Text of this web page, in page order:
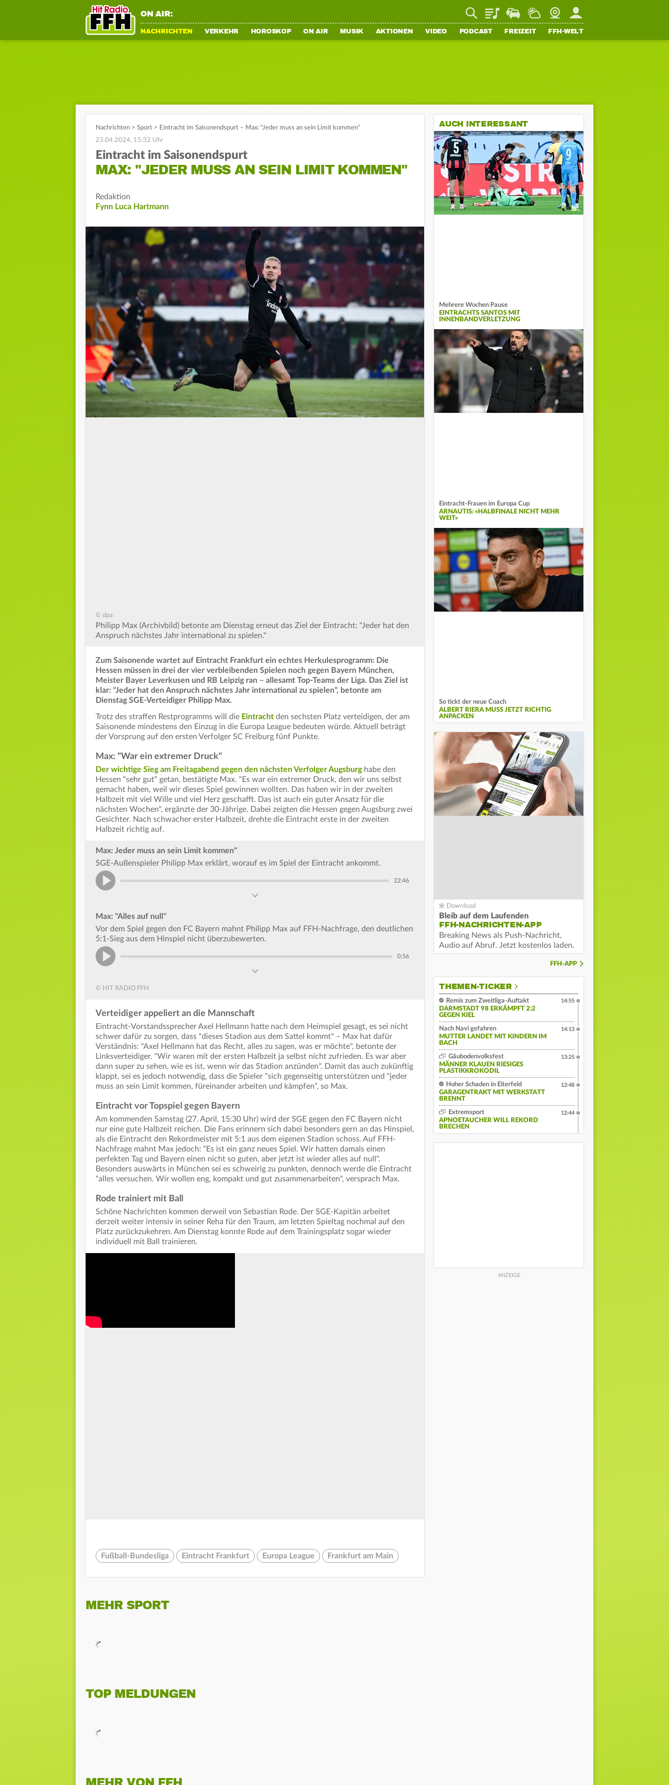
ON AIR: PlaylistStaupilotWetterWebcamMein FFH
NACHRICHTEN VERKEHR HOROSKOP ON AIR MUSIK AKTIONEN VIDEO PODCAST FREIZEIT FFH-WELT
Nachrichten > Sport > Eintracht im Saisonendspurt – Max: "Jeder muss an sein Limit kommen"
23.04.2024, 15:32 Uhr
Eintracht im Saisonendspurt
MAX: "JEDER MUSS AN SEIN LIMIT KOMMEN"
Redaktion
Fynn Luca Hartmann
© dpa
Philipp Max (Archivbild) betonte am Dienstag erneut das Ziel der Eintracht: "Jeder hat den
Anspruch nächstes Jahr international zu spielen."
Zum Saisonende wartet auf Eintracht Frankfurt ein echtes Herkulesprogramm: Die
Hessen müssen in drei der vier verbleibenden Spielen noch gegen Bayern München,
Meister Bayer Leverkusen und RB Leipzig ran – allesamt Top-Teams der Liga. Das Ziel ist
klar: "Jeder hat den Anspruch nächstes Jahr international zu spielen", betonte am
Dienstag SGE-Verteidiger Philipp Max.
Trotz des straffen Restprogramms will die Eintracht den sechsten Platz verteidigen, der am
Saisonende mindestens den Einzug in die Europa League bedeuten würde. Aktuell beträgt
der Vorsprung auf den ersten Verfolger SC Freiburg fünf Punkte.
Max: "War ein extremer Druck"
Der wichtige Sieg am Freitagabend gegen den nächsten Verfolger Augsburghabe den
Hessen "sehr gut" getan, bestätigte Max. "Es war ein extremer Druck, den wir uns selbst
gemacht haben, weil wir dieses Spiel gewinnen wollten. Das haben wir in der zweiten
Halbzeit mit viel Wille und viel Herz geschafft. Das ist auch ein guter Ansatz für die
nächsten Wochen", ergänzte der 30-Jährige. Dabei zeigten die Hessen gegen Augsburg zwei
Gesichter. Nach schwacher erster Halbzeit, drehte die Eintracht erste in der zweiten
Halbzeit richtig auf.
Max: Jeder muss an sein Limit kommen"
SGE-Außenspieler Philipp Max erklärt, worauf es im Spiel der Eintracht ankommt.
22:46
Max: "Alles auf null"
Vor dem Spiel gegen den FC Bayern mahnt Philipp Max auf FFH-Nachfrage, den deutlichen
5:1-Sieg aus dem Hinspiel nicht überzubewerten.
0:56
© HIT RADIO FFH
Verteidiger appeliert an die Mannschaft
Eintracht-Vorstandssprecher Axel Hellmann hatte nach dem Heimspiel gesagt, es sei nicht
schwer dafür zu sorgen, dass "dieses Stadion aus dem Sattel kommt" – Max hat dafür
Verständnis: "Axel Hellmann hat das Recht, alles zu sagen, was er möchte", betonte der
Linksverteidiger. "Wir waren mit der ersten Halbzeit ja selbst nicht zufrieden. Es war aber
dann super zu sehen, wie es ist, wenn wir das Stadion anzünden". Damit das auch zukünftig
klappt, sei es jedoch notwendig, dass die Spieler "sich gegenseitig unterstützen und "jeder
muss an sein Limit kommen, füreinander arbeiten und kämpfen", so Max.
Eintracht vor Topspiel gegen Bayern
Am kommenden Samstag (27. April, 15:30 Uhr) wird der SGE gegen den FC Bayern nicht
nur eine gute Halbzeit reichen. Die Fans erinnern sich dabei besonders gern an das Hinspiel,
als die Eintracht den Rekordmeister mit 5:1 aus dem eigenen Stadion schoss. Auf FFH-
Nachfrage mahnt Max jedoch: "Es ist ein ganz neues Spiel. Wir hatten damals einen
perfekten Tag und Bayern einen nicht so guten, aber jetzt ist wieder alles auf null".
Besonders auswärts in München sei es schweirig zu punkten, dennoch werde die Eintracht
"alles versuchen. Wir wollen eng, kompakt und gut zusammenarbeiten", versprach Max.
Rode trainiert mit Ball
Schöne Nachrichten kommen derweil von Sebastian Rode. Der SGE-Kapitän arbeitet
derzeit weiter intensiv in seiner Reha für den Traum, am letzten Spieltag nochmal auf den
Platz zurückzukehren. Am Dienstag konnte Rode auf dem Trainingsplatz sogar wieder
individuell mit Ball trainieren.
Fußball-Bundesliga Eintracht Frankfurt Europa League Frankfurt am Main
AUCH INTERESSANT
Mehrere Wochen Pause
EINTRACHTS SANTOS MIT
INNENBANDVERLETZUNG
Eintracht-Frauen im Europa Cup
ARNAUTIS: «HALBFINALE NICHT MEHR
WEIT»
So tickt der neue Coach
ALBERT RIERA MUSS JETZT RICHTIG
ANPACKEN
Bleib auf dem Laufenden
FFH-NACHRICHTEN-APP
Breaking News als Push-Nachricht,
Audio auf Abruf. Jetzt kostenlos laden.
FFH-APP
THEMEN-TICKER
Remis zum Zweitliga-Auftakt
DARMSTADT 98 ERKÄMPFT 2:2
GEGEN KIEL
14:55
Nach Navi gefahren
MUTTER LANDET MIT KINDERN IM
BACH
14:13
Gäubodenvolksfest
MÄNNER KLAUEN RIESIGES
PLASTIKKROKODIL
13:25
Hoher Schaden in Eiterfeld
GARAGENTRAKT MIT WERKSTATT
BRENNT
12:48
Extremsport
APNOETAUCHER WILL REKORD
BRECHEN
12:44
MEHR SPORT
TOP MELDUNGEN